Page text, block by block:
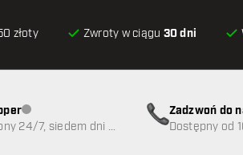
złoty Zwroty w ciągu 30 dni
Obsługa klienta niedostępna
24/7, siedem dni w
Zadzwoń do
89
Dostępny od